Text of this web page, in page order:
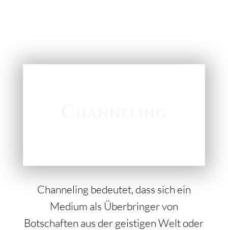
Channeling bedeutet, dass sich ein
Medium als Überbringer von
Botschaften aus der geistigen Welt oder